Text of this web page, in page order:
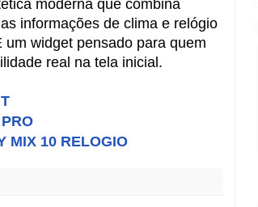
moderna que combina
informações de clima e relógio
widget pensado para quem
real na tela inicial.
MIX 10 RELOGIO